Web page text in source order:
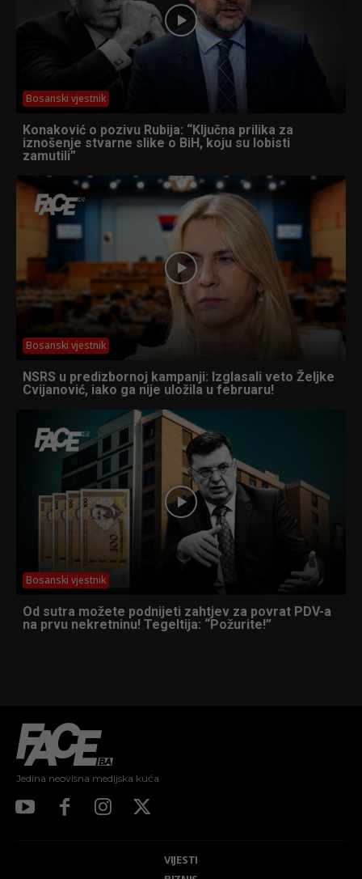
Bosanski vjestnik
Konaković o pozivu Rubija: “Ključna prilika za
iznošenje stvarne slike o BiH, koju su lobisti
zamutili”
Bosanski vjestnik
NSRS u predizbornoj kampanji: Izglasali veto Željke
Cvijanović, iako ga nije uložila u februaru!
Bosanski vjestnik
Od sutra možete podnijeti zahtjev za povrat PDV-a
na prvu nekretninu! Tegeltija: “Požurite!”
Jedina neovisna medijska kuća
VIJESTI